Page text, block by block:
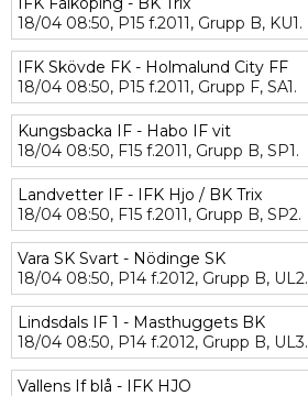
18/04 08:50, P15 f.2011, Grupp B, KU1.
IFK Skövde FK - Holmalund City FF
18/04 08:50, P15 f.2011, Grupp F, SA1.
Kungsbacka IF - Habo IF vit
18/04 08:50, F15 f.2011, Grupp B, SP1.
Landvetter IF - IFK Hjo / BK Trix
18/04 08:50, F15 f.2011, Grupp B, SP2.
Vara SK Svart - Nödinge SK
18/04 08:50, P14 f.2012, Grupp B, UL2.
Lindsdals IF 1 - Masthuggets BK
18/04 08:50, P14 f.2012, Grupp B, UL3.
Vallens If blå - IFK HJO